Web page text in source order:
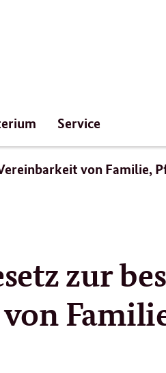
Service
von Familie,
zur